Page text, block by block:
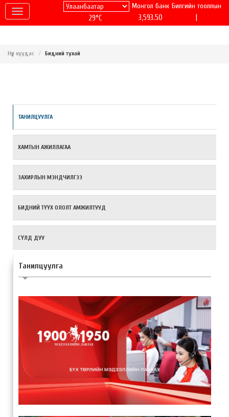
29°C
Монгол банк
3,593.50
Билгийн тооллын
Нүүр хуудас Бидний тухай
ТАНИЛЦУУЛГА
ХАМТЫН АЖИЛЛАГАА
ЗАХИРЛЫН МЭНДЧИЛГЭЭ
БИДНИЙ ТҮҮХ ОЛОЛТ АМЖИЛТУУД
СҮЛД ДУУ
Танилцуулга